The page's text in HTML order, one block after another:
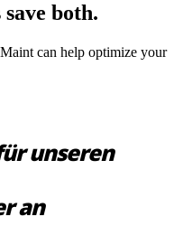
both.
can help optimize your
unseren
an